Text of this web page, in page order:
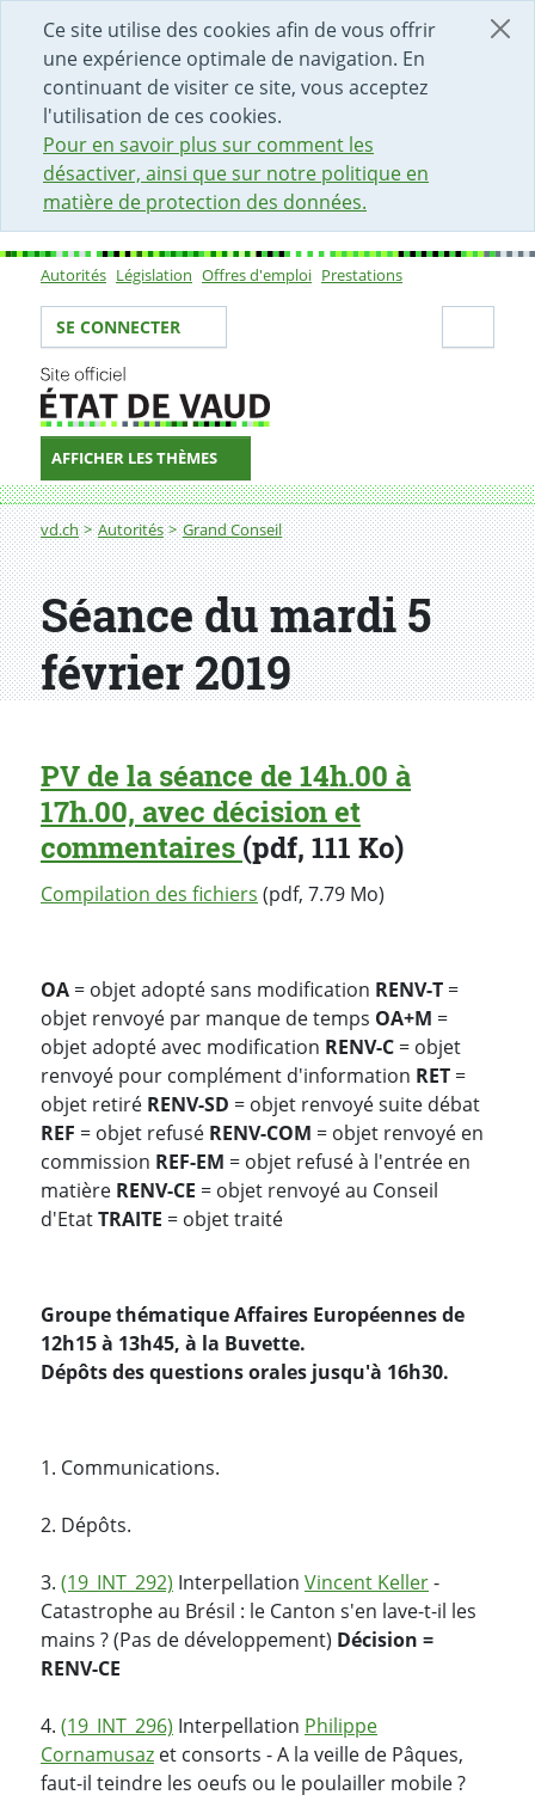
Ce site utilise des cookies afin de vous offrir
une expérience optimale de navigation. En
continuant de visiter ce site, vous acceptez
l'utilisation de ces cookies.
Pour en savoir plus sur comment les
désactiver, ainsi que sur notre politique en
matière de protection des données.
DÉBUT DU CONTENU DE LA PAGE
ACCÈS AU CHAMP DE RECHERCHE
PAGE D'ACCUEIL
FORMULAIRE DE CONTACT
Sous-navigation
Autorités Législation Offres d'emploi Prestations
Votre identité
SE CONNECTER
AFFICHER LES THÈMES
Fil d'Ariane
vd.ch Autorités Grand Conseil
Séance du mardi 5
février 2019
PV de la séance de 14h.00 à
17h.00, avec décision et
commentaires (pdf, 111 Ko)
Compilation des fichiers (pdf, 7.79 Mo)
OA = objet adopté sans modification RENV-T =
objet renvoyé par manque de temps OA+M =
objet adopté avec modification RENV-C = objet
renvoyé pour complément d'information RET =
objet retiré RENV-SD = objet renvoyé suite débat
REF = objet refusé RENV-COM = objet renvoyé en
commission REF-EM = objet refusé à l'entrée en
matière RENV-CE = objet renvoyé au Conseil
d'EtatTRAITE = objet traité
Groupe thématique Affaires Européennes de
12h15 à 13h45, à la Buvette.
Dépôts des questions orales jusqu'à 16h30.
1. Communications.
2. Dépôts.
3. (19_INT_292) Interpellation Vincent Keller-
Catastrophe au Brésil : le Canton s'en lave-t-il les
mains ? (Pas de développement) Décision =
RENV-CE
4. (19_INT_296) Interpellation Philippe
Cornamusaz et consorts - A la veille de Pâques,
faut-il teindre les oeufs ou le poulailler mobile ?